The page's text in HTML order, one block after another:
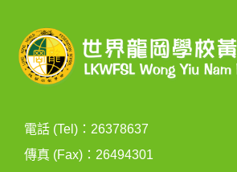
電話 (Tel)：26378637
傳真 (Fax)：26494301